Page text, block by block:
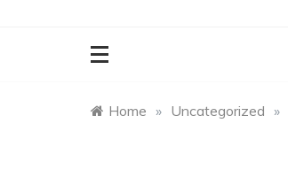
Home » Uncategorized »